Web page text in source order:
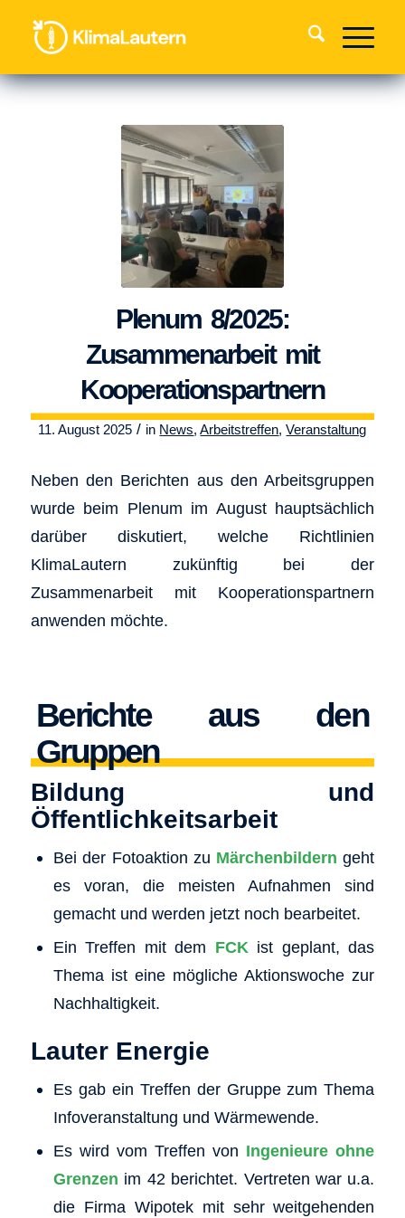
Plenum 8/2025:
Zusammenarbeit mit
Kooperationspartnern
11. August 2025 / in News,Arbeitstreffen,Veranstaltung
Neben den Berichten aus den Arbeitsgruppen
wurde beim Plenum im August hauptsächlich
darüber diskutiert, welche Richtlinien
KlimaLautern zukünftig bei der
Zusammenarbeit mit Kooperationspartnern
anwenden möchte.
Berichte aus den
Gruppen
Bildung und
Öffentlichkeitsarbeit
Bei der Fotoaktion zu Märchenbildern geht
es voran, die meisten Aufnahmen sind
gemacht und werden jetzt noch bearbeitet.
Ein Treffen mit dem FCKist geplant, das
Thema ist eine mögliche Aktionswoche zur
Nachhaltigkeit.
Lauter Energie
Es gab ein Treffen der Gruppe zum Thema
Infoveranstaltung und Wärmewende.
Es wird vom Treffen von Ingenieure ohne
Grenzen im 42 berichtet. Vertreten war u.a.
die Firma Wipotek mit sehr weitgehenden